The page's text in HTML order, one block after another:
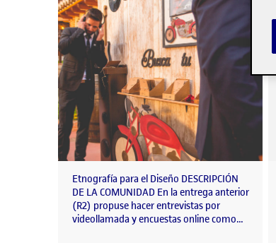
Etnografía para el Diseño DESCRIPCIÓN
DE LA COMUNIDAD En la entrega anterior
(R2) propuse hacer entrevistas por
videollamada y encuestas online como…